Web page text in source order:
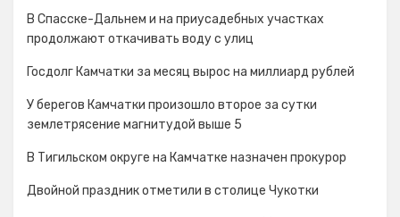
В Спасске-Дальнем и на приусадебных участках
продолжают откачивать воду с улиц
Госдолг Камчатки за месяц вырос на миллиард рублей
У берегов Камчатки произошло второе за сутки
землетрясение магнитудой выше 5
В Тигильском округе на Камчатке назначен прокурор
Двойной праздник отметили в столице Чукотки